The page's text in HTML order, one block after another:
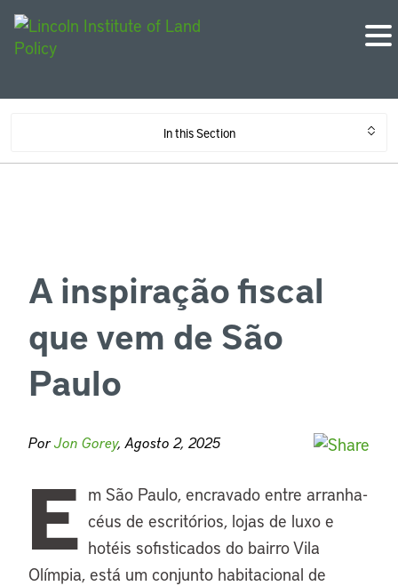
In this Section
A inspiração fiscal
que vem de São
Paulo
PorJon Gorey, Agosto 2, 2025
E m São Paulo, encravado entre arranha-
céus de escritórios, lojas de luxo e
hotéis sofisticados do bairro Vila
Olímpia, está um conjunto habitacional de